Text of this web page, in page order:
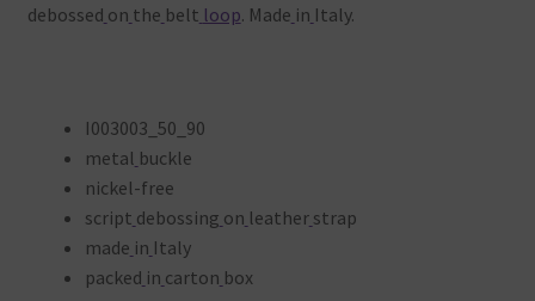
debossed on the belt loop. Made in Italy.
I003003_50_90
metal buckle
nickel-free
script debossing on leather strap
made in Italy
packed in carton box